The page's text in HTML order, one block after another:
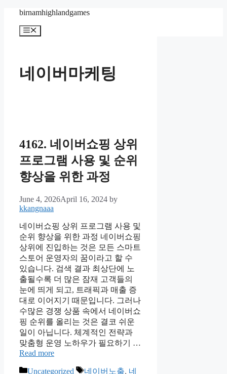
content
birnamhighlandgames
Menu
네이버마케팅
4162. 네이버쇼핑 상위
프로그램 사용 및 순위
향상을 위한 과정
June 4, 2026April 16, 2024 by
kkangnaaa
네이버쇼핑 상위 프로그램 사용 및
순위 향상을 위한 과정 네이버쇼핑
상위에 진입하는 것은 모든 스마트
스토어 운영자의 꿈이라고 할 수
있습니다. 검색 결과 최상단에 노
출될수록 더 많은 잠재 고객들의
눈에 띄게 되고, 트래픽과 매출 증
대로 이어지기 때문입니다. 그러나
수많은 경쟁 상품 속에서 네이버쇼
핑 순위를 올리는 것은 결코 쉬운
일이 아닙니다. 체계적인 전략과
맞춤형 운영 노하우가 필요하기 …
Read more
Categories
Uncategorized Tags
네이버노출, 네